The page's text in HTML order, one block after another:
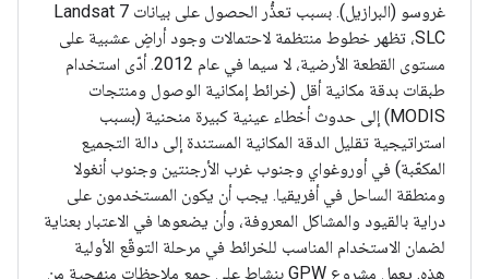
غروسو (البرازيل). بسبب تعذُّر الحصول على بيانات Landsat 7
SLC، تظهر خطوط منتظمة لاحتمالات وجود أراضٍ عشبية على
مستوى القطعة الأرضية، لا سيما في عام 2012. أدّى استخدام
طبقات بدقة مكانية أقل (خرائط إمكانية الوصول ومنتجات
MODIS) إلى حدوث أخطاء عينية كبيرة منحنية (بسبب
استراتيجية تقليل الدقة المكانية المستندة إلى دالة التجميع
المكعّبة) في أوروغواي وجنوب غرب الأرجنتين وجنوب أنغولا
ومنطقة الساحل في أفريقيا. يجب أن يكون المستخدمون على
دراية بالقيود والمشاكل المعروفة، وأن يضعوها في الاعتبار بعناية
لضمان الاستخدام المناسب للخرائط في مرحلة التوقّع الأولية
هذه. يعمل مشروع GPW بنشاط على جمع ملاحظات منهجية من